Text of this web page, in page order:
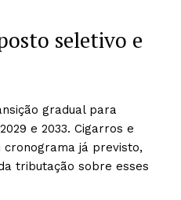
seletivo e
gradual para
e 2033. Cigarros e
cronograma já previsto,
tributação sobre esses